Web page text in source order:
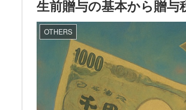
生前贈与の基本から贈与
OTHERS